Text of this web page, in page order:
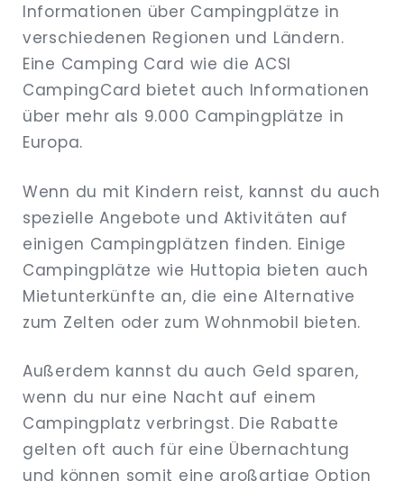
Informationen über Campingplätze in
verschiedenen Regionen und Ländern.
Eine Camping Card wie die ACSI
CampingCard bietet auch Informationen
über mehr als 9.000 Campingplätze in
Europa.
Wenn du mit Kindern reist, kannst du auch
spezielle Angebote und Aktivitäten auf
einigen Campingplätzen finden. Einige
Campingplätze wie Huttopia bieten auch
Mietunterkünfte an, die eine Alternative
zum Zelten oder zum Wohnmobil bieten.
Außerdem kannst du auch Geld sparen,
wenn du nur eine Nacht auf einem
Campingplatz verbringst. Die Rabatte
gelten oft auch für eine Übernachtung
und können somit eine großartige Option